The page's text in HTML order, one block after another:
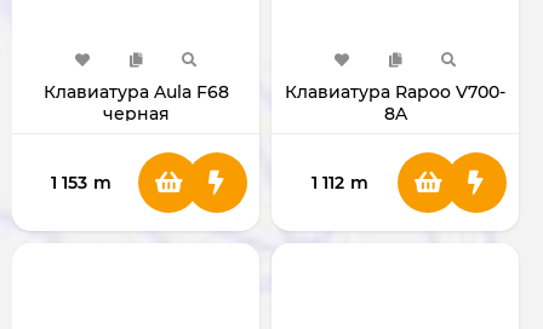
Клавиатура Aula F68
черная
1 153 m
Клавиатура Rapoo V700-
8A
1 112 m